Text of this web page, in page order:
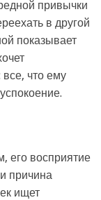
привычки
в другой
показывает
что ему
его восприятие
причина
ищет